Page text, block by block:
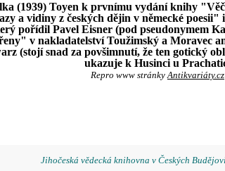
(1939) Toyen k prvnímu vydání knihy
a vidiny z českých dějin v německé poesii"
pořídil Pavel Eisner (pod pseudonymem
v nakladatelství Toužimský a Moravec
(stojí snad za povšimnutí, že ten gotický
ukazuje k Husinci u
Repro www stránkyAntikvariáty.cz
Jihočeská vědecká knihovna v Českých